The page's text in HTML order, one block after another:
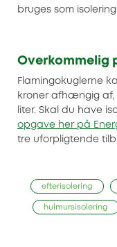
bruges som
Overkommelig
Flamingokuglerne
kroner afhængig af,
liter. Skal du have
opgave her på
tre uforpligtende
efterisolering
hulmursisolering